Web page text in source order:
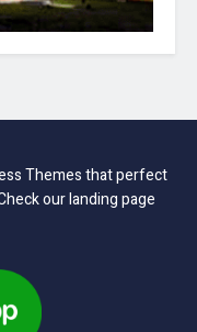
Themes that perfect
our landing page